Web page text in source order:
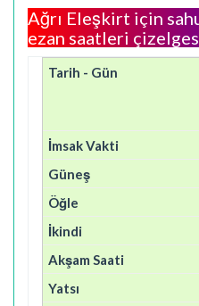
Ağrı Eleşkirt için
ezan saatleri